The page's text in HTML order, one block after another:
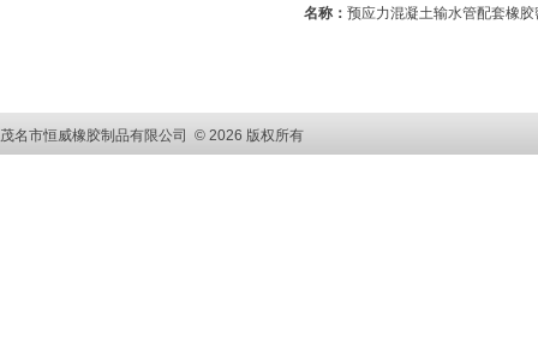
名称： 预应力混凝土输水管配套橡胶
茂名市恒威橡胶制品有限